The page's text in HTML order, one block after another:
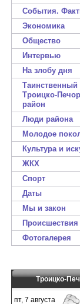
События.
Экономика
Общество
Интервью
На злобу дня
Таинственный
Троицко-
район
Люди района
Молодое
Культура и
ЖКХ
Спорт
Даты
Мы и закон
Происшествия
Фотогалерея
Троицко-